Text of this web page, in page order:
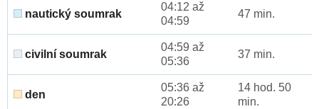
nautický soumrak
04:12 až
04:59
47 min.
civilní soumrak
04:59 až
05:36
37 min.
den
05:36 až
20:26
14 hod. 50
min.